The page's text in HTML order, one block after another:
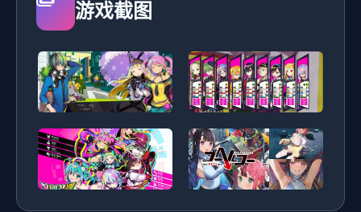
游戏截图